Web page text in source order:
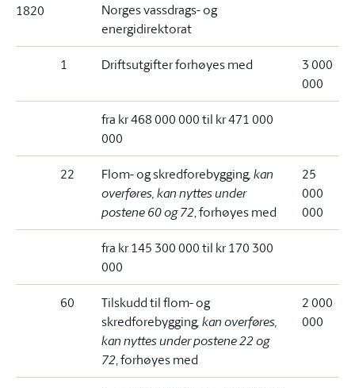
1820
Norges vassdrags- og
energidirektorat
1 Driftsutgifter forhøyes med
3 000
000
fra kr 468 000 000 til kr 471 000
000
22 Flom- og skredforebygging, kan
overføres, kan nyttes under
postene 60 og 72, forhøyes med
25
000
000
fra kr 145 300 000 til kr 170 300
000
60
Tilskudd til flom- og
skredforebygging, kan overføres,
kan nyttes under postene 22 og
72, forhøyes med
2 000
000